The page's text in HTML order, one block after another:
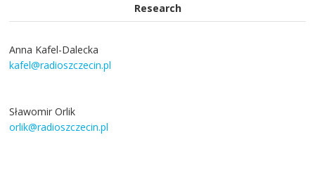
Research
Anna Kafel-Dalecka
kafel@radioszczecin.pl
Sławomir Orlik
orlik@radioszczecin.pl